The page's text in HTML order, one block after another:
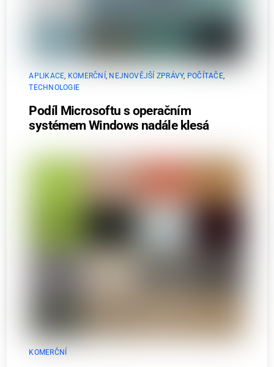
APLIKACE, KOMERČNÍ , NEJNOVĚJŠÍ ZPRÁVY, POČÍTAČE,
TECHNOLOGIE
Podíl Microsoftu s operačním
systémem Windows nadále klesá
KOMERČNÍ